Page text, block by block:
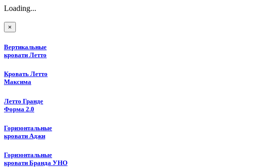
Loading...
×
Вертикальные
кровати Летто
Кровать Летто
Максима
Летто Гранде
Форма 2.0
Горизонтальные
кровати Аджи
Горизонтальные
кровати Бранда УНО